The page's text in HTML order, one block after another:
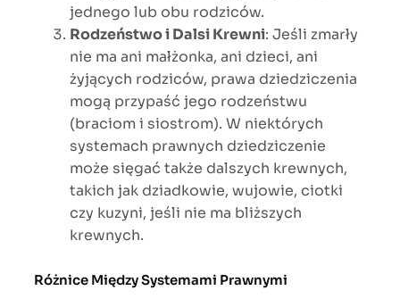
jednego lub obu rodziców.
Rodzeństwo i Dalsi Krewni: Jeśli zmarły
nie ma ani małżonka, ani dzieci, ani
żyjących rodziców, prawa dziedziczenia
mogą przypaść jego rodzeństwu
(braciom i siostrom). W niektórych
systemach prawnych dziedziczenie
może sięgać także dalszych krewnych,
takich jak dziadkowie, wujowie, ciotki
czy kuzyni, jeśli nie ma bliższych
krewnych.
Różnice Między Systemami Prawnymi